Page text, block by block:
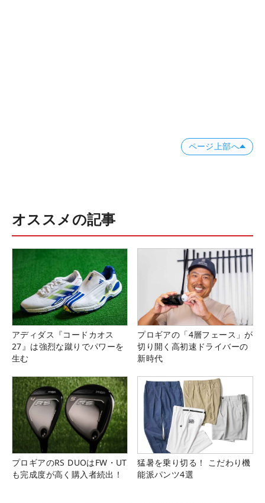
ページ上部へ
オススメの記事
アディダス『コードカオス
27』は強烈な蹴りでパワーを
生む
プロギアの「4層フェース」が
切り開く高初速ドライバーの
新時代
プロギアのRS DUOはFW・UT
も完成度が高く購入者続出！
猛暑を乗り切る！ こだわり機
能派パンツ4選